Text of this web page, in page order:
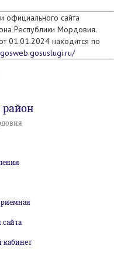
официального сайта
Республики Мордовия.
01.01.2024 находится по
район
кабинет